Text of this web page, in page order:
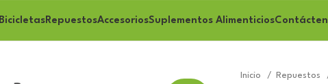
BicicletasRepuestosAccesoriosSuplementos Alimenticios
Inicio Repuestos